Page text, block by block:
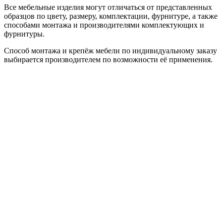
Все мебельные изделия могут отличаться от представленных
образцов по цвету, размеру, комплектации, фурнитуре, а также
способами монтажа и производителями комплектующих и
фурнитуры.
Способ монтажа и крепёж мебели по индивидуальному заказу
выбирается производителем по возможности её применения.